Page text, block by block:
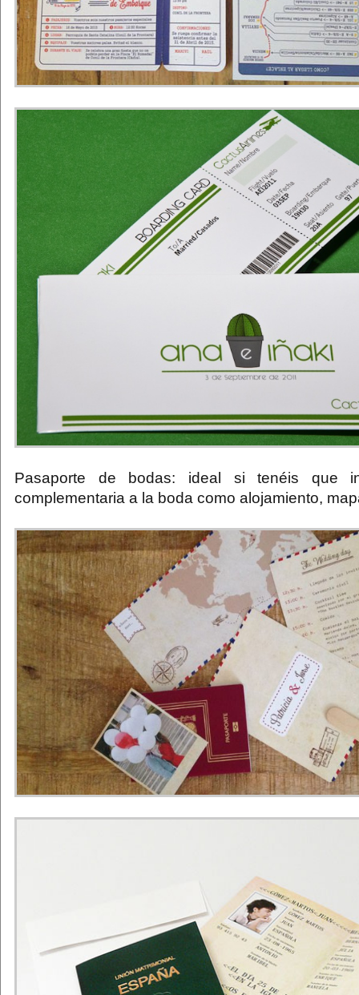
Pasaporte de bodas: ideal si tenéis que
complementaria a la boda como alojamiento,